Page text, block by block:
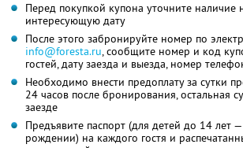
Перед покупкой купона уточните наличие
интересующую дату
После этого забронируйте номер по
info@foresta.ru,сообщите номер и код
гостей, дату заезда и выезда, номер
Необходимо внести предоплату за сутки
24 часов после бронирования, остальная
заезде
Предъявите паспорт (для детей до 14 лет —
рождении) на каждого гостя и